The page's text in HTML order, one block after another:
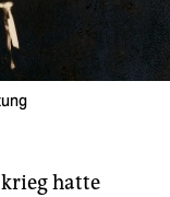
hatte